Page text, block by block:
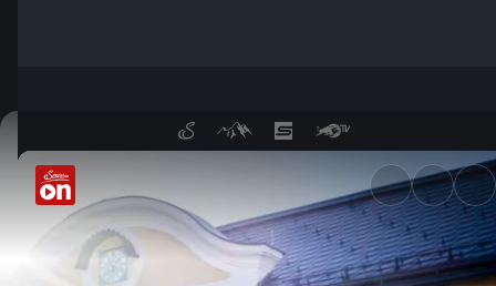
Schmieden, Stall und